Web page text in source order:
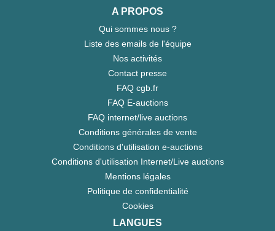
A PROPOS
Qui sommes nous ?
Liste des emails de l'équipe
Nos activités
Contact presse
FAQ cgb.fr
FAQ E-auctions
FAQ internet/live auctions
Conditions générales de vente
Conditions d'utilisation e-auctions
Conditions d'utilisation Internet/Live auctions
Mentions légales
Politique de confidentialité
Cookies
LANGUES